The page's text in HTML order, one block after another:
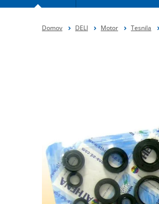
Domov DELI Motor Tesnila